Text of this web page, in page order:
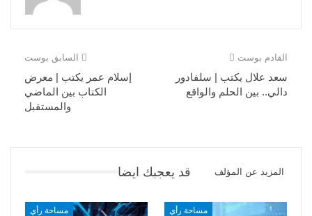
السابق بوست
إسلام عمر يكتب | معرض
الكتاب بين الماضي
والمستقبل
القادم بوست
سعد علال يكتب | سلفادور
دالي.. بين الحلم والواقع
قد يعجبك ايضا المزيد عن المؤلف
مساحة رأي مساحة رأي